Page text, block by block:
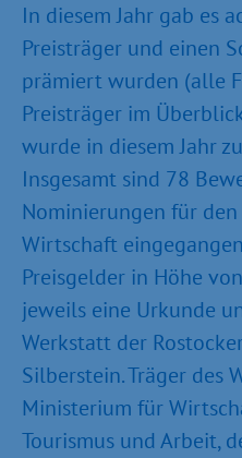
In diesem Jahr gab es
Preisträger und einen
prämiert wurden (alle
Preisträger im
wurde in diesem Jahr
Insgesamt sind 78
Nominierungen für
Wirtschaft
Preisgelder in Höhe
jeweils eine Urkunde
Werkstatt der
Silberstein. Träger des
Ministerium für
Tourismus und Arbeit,